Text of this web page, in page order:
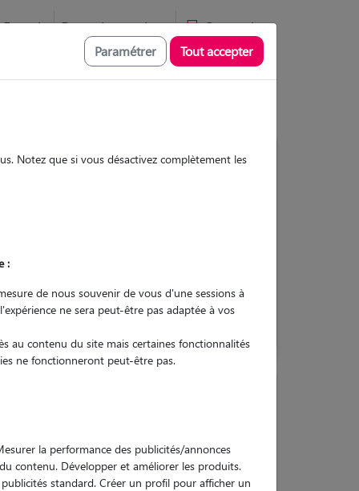
Favoris Devenir pet sitter Connexion
engagement
garanties
Paramétrer Tout accepter
Notez que si vous désactivez complètement les
:
de nous souvenir de vous d'une sessions à
ne sera peut-être pas adaptée à vos
au contenu du site mais certaines fonctionnalités
ne fonctionneront peut-être pas.
la performance des publicités/annonces
contenu. Développer et améliorer les produits.
standard. Créer un profil pour afficher un